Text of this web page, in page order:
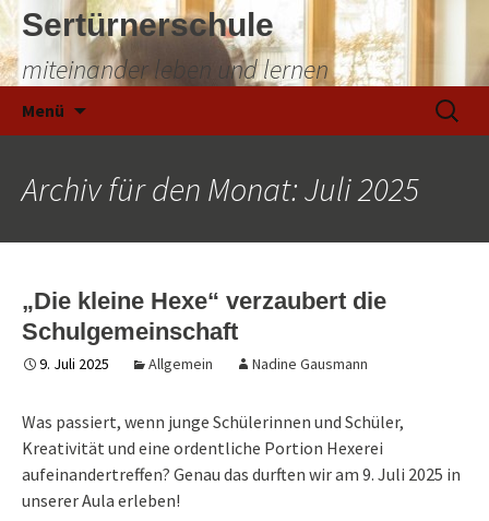
Sertürnerschule
miteinander leben und lernen
Menü
Suchen
nach:
Archiv für den Monat: Juli 2025
„Die kleine Hexe“ verzaubert die
Schulgemeinschaft
9. Juli 2025 Allgemein Nadine Gausmann
Was passiert, wenn junge Schülerinnen und Schüler,
Kreativität und eine ordentliche Portion Hexerei
aufeinandertreffen? Genau das durften wir am 9. Juli 2025 in
unserer Aula erleben!